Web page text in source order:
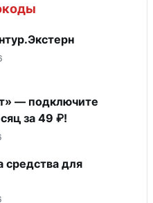
за 49 ₽!
средства для